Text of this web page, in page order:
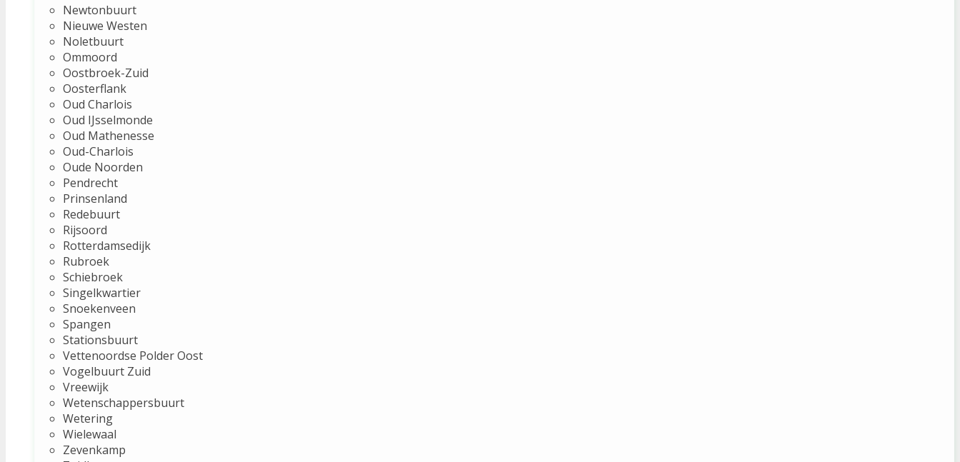
Newtonbuurt
Nieuwe Westen
Noletbuurt
Ommoord
Oostbroek-Zuid
Oosterflank
Oud Charlois
Oud IJsselmonde
Oud Mathenesse
Oud-Charlois
Oude Noorden
Pendrecht
Prinsenland
Redebuurt
Rijsoord
Rotterdamsedijk
Rubroek
Schiebroek
Singelkwartier
Snoekenveen
Spangen
Stationsbuurt
Vettenoordse Polder Oost
Vogelbuurt Zuid
Vreewijk
Wetenschappersbuurt
Wetering
Wielewaal
Zevenkamp